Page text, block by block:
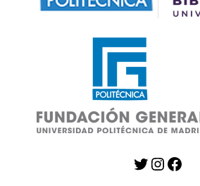
Twitter